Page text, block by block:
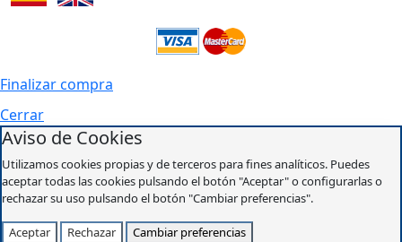
Finalizar compra
Cerrar
Aviso de Cookies
Utilizamos cookies propias y de terceros para fines analíticos. Puedes
aceptar todas las cookies pulsando el botón "Aceptar" o configurarlas o
rechazar su uso pulsando el botón "Cambiar preferencias".
Aceptar Rechazar Cambiar preferencias